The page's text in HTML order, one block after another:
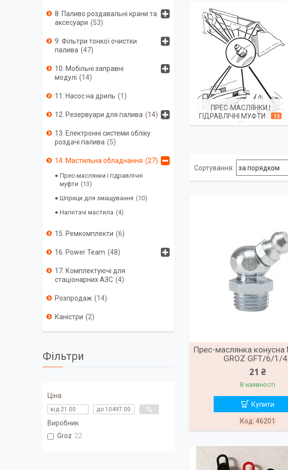
ПРЕС-МАСЛЯНКИ І
ГІДРАВЛІЧНІ МУФТИ
13
Прес-маслянка конусна
GROZ GFT/6/1/
21 ₴
В наявності
Купити
46201
8. Паливо роздавальні крани та
аксесуари
53
9. Фільтри тонкої очистки
палива
47
10. Мобільні заправні
модулі
14
11. Насос на дриль 1
12. Резервуари для палива 14
13. Електронні системи обліку
роздачі палива
5
14. Мастильна обладнання 27
Прес-маслянки і гідравлічні
муфти
13
Шприци для змащування
10
Нагнітачі мастила
4
15. Ремкомплекти 6
16. Power Team 48
17. Комплектуючі для
стаціонарних АЗС
4
Розпродаж 14
Каністри 2
Фільтри
Ціна
Виробник
Groz 22